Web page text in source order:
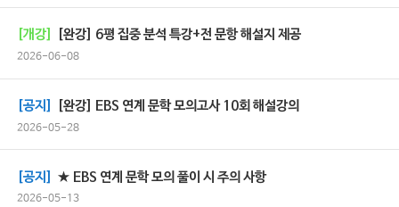
[개강] [완강] 6평 집중 분석 특강+전 문항 해설지 제공
2026-06-08
[공지] [완강] EBS 연계 문학 모의고사 10회 해설강의
2026-05-28
[공지] ★ EBS 연계 문학 모의 풀이 시 주의 사항
2026-05-13